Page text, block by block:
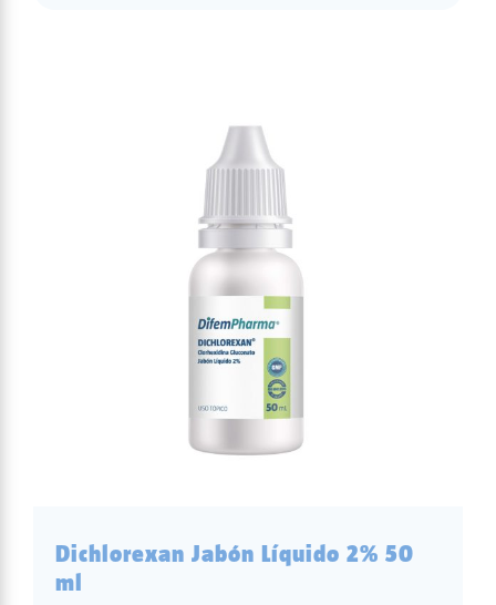
Dichlorexan Jabón Líquido 2% 50
ml